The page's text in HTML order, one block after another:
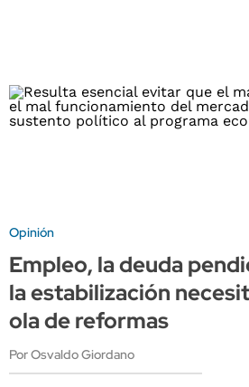
Opinión
Empleo, la deuda
la estabilización
ola de reformas
Por Osvaldo Giordano